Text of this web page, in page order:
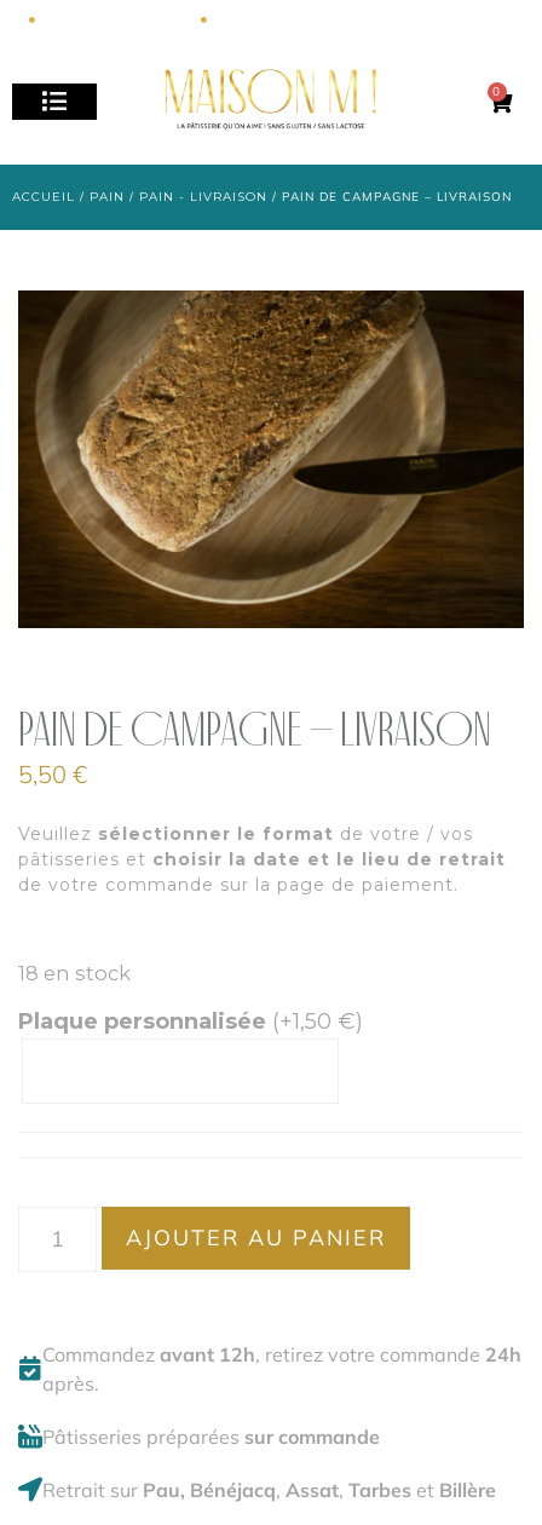
0
ACCUEIL / PAIN / PAIN - LIVRAISON / PAIN DE CAMPAGNE – LIVRAISON
Pain de Campagne – Livraison
5,50 €
Veuillez sélectionner le format de votre / vos
pâtisseries et choisir la date et le lieu de retrait
de votre commande sur la page de paiement.
18 en stock
Plaque personnalisée (+1,50 €)
AJOUTER AU PANIER
Commandez avant 12h, retirez votre commande 24h
après.
Pâtisseries préparées sur commande
Retrait sur Pau, Bénéjacq, Assat, Tarbes et Billère